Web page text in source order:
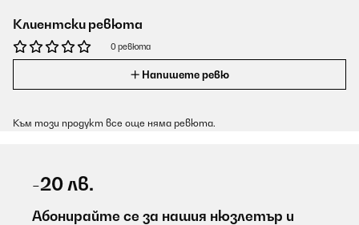
Клиентски ревюта
0 ревюта
Напишете ревю
Към този продукт все още няма ревюта.
-20 лв.
Абонирайте се за нашия нюзлетър и